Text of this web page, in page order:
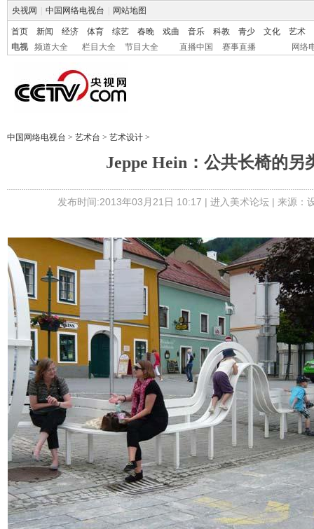
央视网 中国网络电视台 网站地图
首页 新闻 经济 体育 综艺 春晚 戏曲 音乐 科教 青少 文化
艺术
电视
频道大全 栏目大全 节目大全 直播中国 赛事直播 网络
中国网络电视台 > 艺术台 > 艺术设计 >
Jeppe Hein：公共长椅的另
发布时间:2013年03月21日 10:17 | 进入美术论坛| 来源：